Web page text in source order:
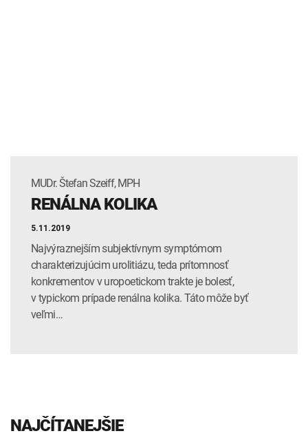
MUDr. Štefan Szeiff, MPH
RENÁLNA KOLIKA
5.11.2019
Najvýraznejším subjektívnym symptómom
charakterizujúcim urolitiázu, teda prítomnosť
konkrementov v uropoetickom trakte je bolesť,
v typickom prípade renálna kolika. Táto môže byť
veľmi…
NAJČÍTANEJŠIE